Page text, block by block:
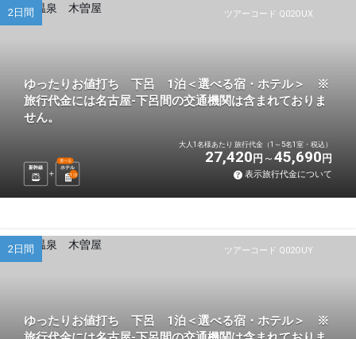
ツアーコード Q02OUX
2日間
ゆったりお値打ち 下呂 1泊＜選べる宿・ホテル＞ ※
旅行代金には名古屋-下呂間の交通機関は含まれておりま
せん。
新幹線 ホテル
選べる
1 泊
大人1名様あたり 旅行代金（1～5名1室・税込）
27,420 円 45,690 円
表示旅行代金について
ツアーコード Q02OUY
2日間
ゆったりお値打ち 下呂 1泊＜選べる宿・ホテル＞ ※